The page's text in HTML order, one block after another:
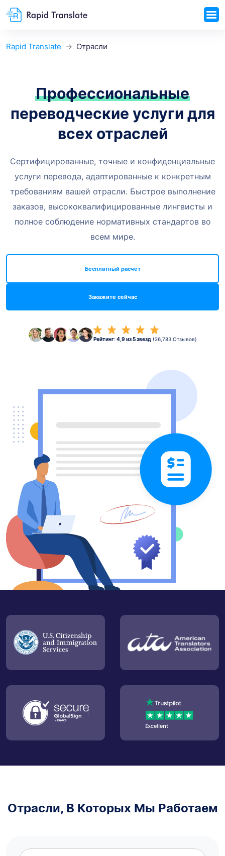
Rapid Translate Отрасли
Профессиональные
переводческие услуги для
всех отраслей
Сертифицированные, точные и конфиденциальные
услуги перевода, адаптированные к конкретным
требованиям вашей отрасли. Быстрое выполнение
заказов, высококвалифицированные лингвисты и
полное соблюдение нормативных стандартов во
всем мире.
Закажите сейчас
Бесплатный расчет
Рейтинг: 4,9 из 5 звезд (26,783 Отзывов)
Отрасли, В Которых Мы Работаем